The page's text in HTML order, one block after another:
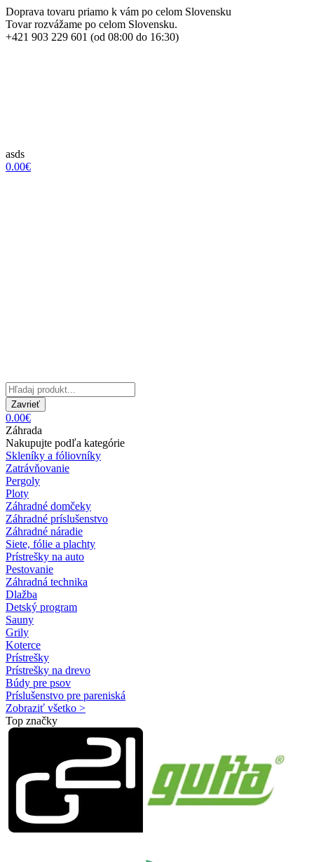
Doprava tovaru priamo k vám po celom Slovensku
Tovar rozvážame po celom Slovensku.
+421 903 229 601 (od 08:00 do 16:30)
asds
0.00€
Zavrieť
0.00€
Záhrada
Nakupujte podľa kategórie
Skleníky a fóliovníky
Zatrávňovanie
Pergoly
Ploty
Záhradné domčeky
Záhradné príslušenstvo
Záhradné náradie
Siete, fólie a plachty
Prístrešky na auto
Pestovanie
Záhradná technika
Dlažba
Detský program
Sauny
Grily
Koterce
Prístrešky
Prístrešky na drevo
Búdy pre psov
Príslušenstvo pre pareniská
Zobraziť všetko >
Top značky